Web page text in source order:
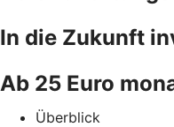
In die Zukunft
Ab 25 Euro
Überblick